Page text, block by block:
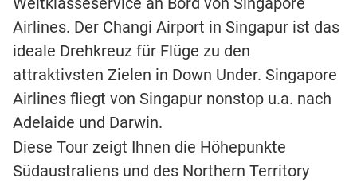
Airlines. Der Changi Airport in Singapur ist das
ideale Drehkreuz für Flüge zu den
attraktivsten Zielen in Down Under. Singapore
Airlines fliegt von Singapur nonstop u.a. nach
Adelaide und Darwin.
Diese Tour zeigt Ihnen die Höhepunkte
Südaustraliens und des Northern Territory